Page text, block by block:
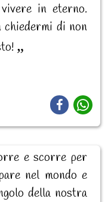
in eterno.
di non
e scorre per
nel mondo e
della nostra